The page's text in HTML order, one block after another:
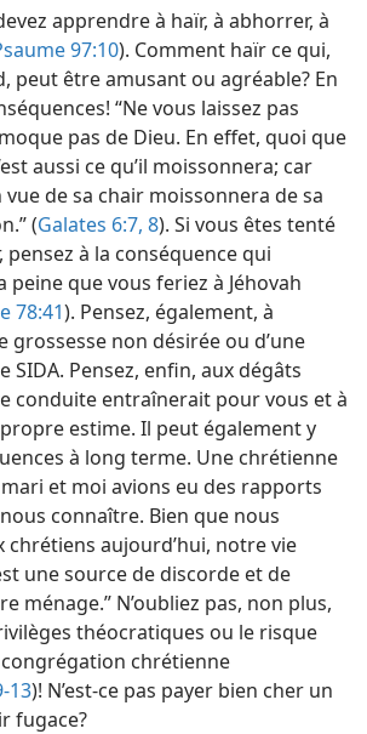
apprendre à haïr, à abhorrer, à
97:10). Comment haïr ce qui,
peut être amusant ou agréable? En
“Ne vous laissez pas
pas de Dieu. En effet, quoi que
aussi ce qu’il moissonnera; car
de sa chair moissonnera de sa
(Galates 6:7, 8). Si vous êtes tenté
pensez à la conséquence qui
peine que vous feriez à Jéhovah
78:41). Pensez, également, à
grossesse non désirée ou d’une
SIDA. Pensez, enfin, aux dégâts
conduite entraînerait pour vous et à
estime. Il peut également y
à long terme. Une chrétienne
et moi avions eu des rapports
connaître. Bien que nous
chrétiens aujourd’hui, notre vie
une source de discorde et de
ménage.” N’oubliez pas, non plus,
théocratiques ou le risque
congrégation chrétienne
13)! N’est-​ce pas payer bien cher un
fugace?